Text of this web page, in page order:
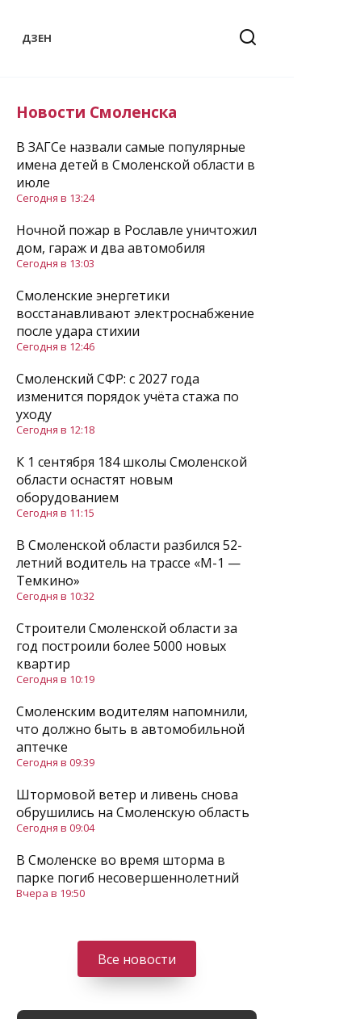
ДЗЕН
Новости Смоленска
В ЗАГСе назвали самые популярные
имена детей в Смоленской области в
июле
Сегодня в 13:24
Ночной пожар в Рославле уничтожил
дом, гараж и два автомобиля
Сегодня в 13:03
Смоленские энергетики
восстанавливают электроснабжение
после удара стихии
Сегодня в 12:46
Смоленский СФР: c 2027 года
изменится порядок учёта стажа по
уходу
Сегодня в 12:18
К 1 сентября 184 школы Смоленской
области оснастят новым
оборудованием
Сегодня в 11:15
В Смоленской области разбился 52-
летний водитель на трассе «М-1 —
Темкино»
Сегодня в 10:32
Строители Смоленской области за
год построили более 5000 новых
квартир
Сегодня в 10:19
Смоленским водителям напомнили,
что должно быть в автомобильной
аптечке
Сегодня в 09:39
Штормовой ветер и ливень снова
обрушились на Смоленскую область
Сегодня в 09:04
В Смоленске во время шторма в
парке погиб несовершеннолетний
Вчера в 19:50
Все новости